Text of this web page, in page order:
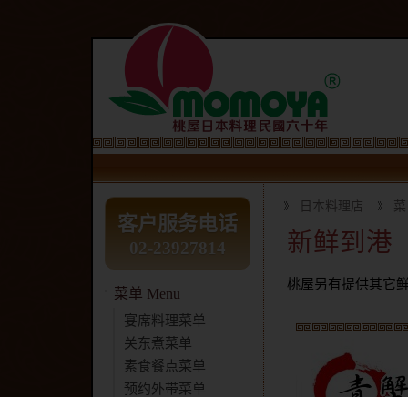
客户服务电话
02-23927814
菜单 Menu
宴席料理菜单
关东煮菜单
素食餐点菜单
预约外带菜单
日本料理店
新鲜到港
桃屋另有提供其它